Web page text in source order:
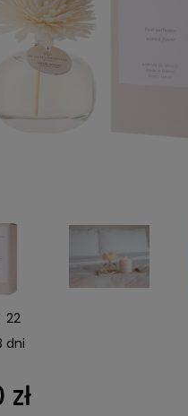
22
dni